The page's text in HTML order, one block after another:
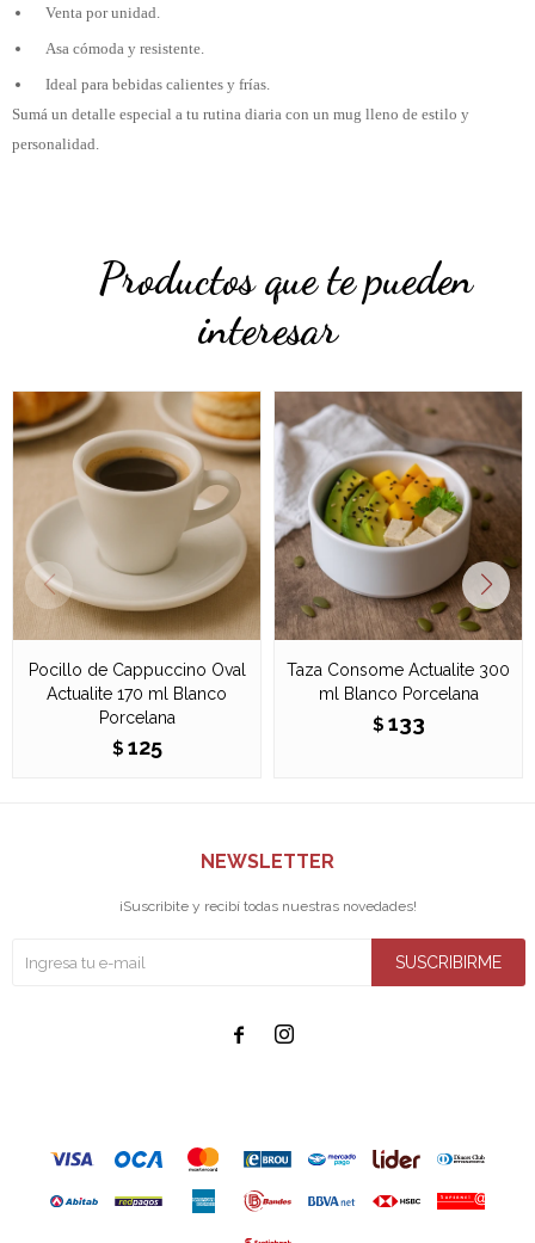
Venta por unidad.
Asa cómoda y resistente.
Ideal para bebidas calientes y frías.
Sumá un detalle especial a tu rutina diaria con un mug lleno de estilo y
personalidad.
Productos que te pueden
interesar
Pocillo de Cappuccino Oval
Actualite 170 ml Blanco
Porcelana
$ 125
Taza Consome Actualite 300
ml Blanco Porcelana
$ 133
NEWSLETTER
¡Suscribite y recibí todas nuestras novedades!
SUSCRIBIRME
 